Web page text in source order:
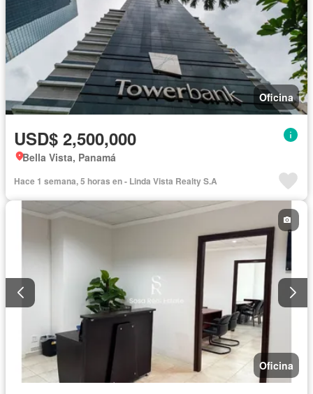
Oficina
USD$ 2,500,000
Bella Vista, Panamá
Hace 1 semana, 5 horas en - Linda Vista Realty S.A
Oficina